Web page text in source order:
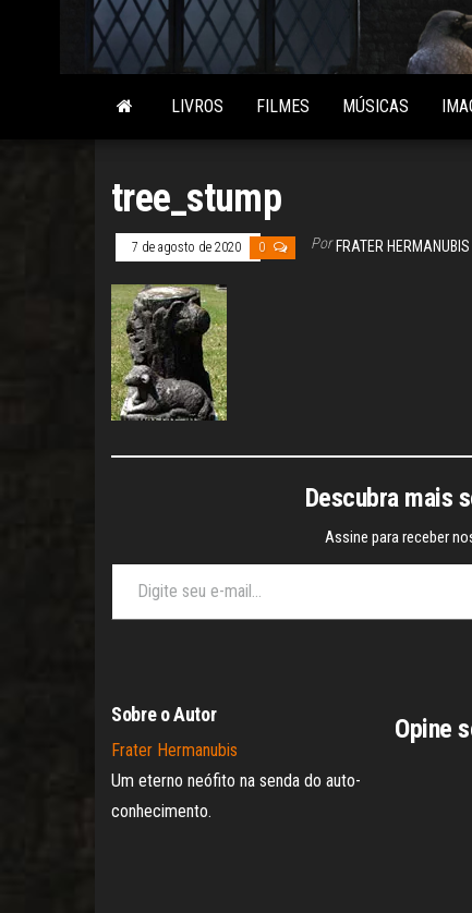
LIVROS FILMES MÚSICAS
tree_stump
7 de agosto de 2020 0 Por FRATER HERMANUBIS
Descubra mais
Assine para receber
Digite seu e-mail…
Sobre o Autor
Frater Hermanubis
Um eterno neófito na senda do auto-
conhecimento.
Opine